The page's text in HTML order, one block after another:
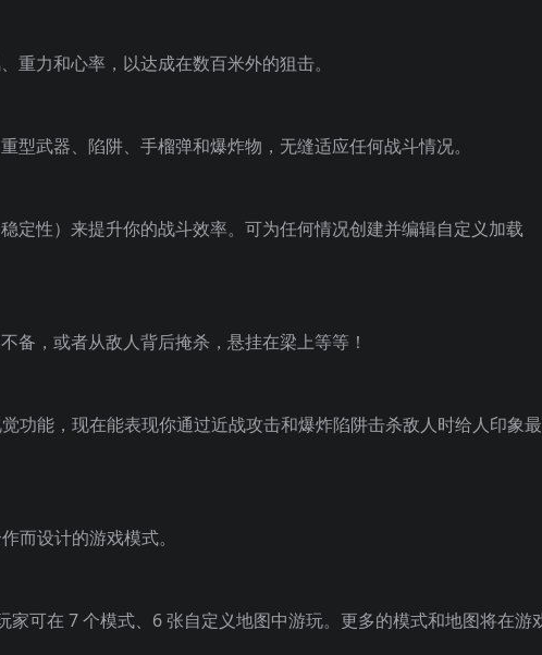
力和心率，以达成在数百米外的狙击。
武器、陷阱、手榴弹和爆炸物，无缝适应任何战斗情况。
定性）来提升你的战斗效率。可为任何情况创建并编辑自定义加载
备，或者从敌人背后掩杀，悬挂在梁上等等！
功能，现在能表现你通过近战攻击和爆炸陷阱击杀敌人时给人印象最
而设计的游戏模式。
可在 7 个模式、6 张自定义地图中游玩。更多的模式和地图将在游